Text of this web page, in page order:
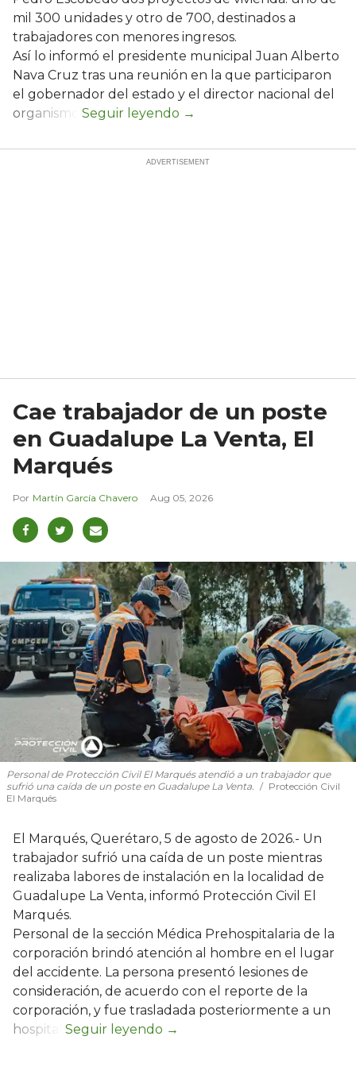
mil 300 unidades y otro de 700, destinados a
trabajadores con menores ingresos.
Así lo informó el presidente municipal Juan Alberto
Nava Cruz tras una reunión en la que participaron
el gobernador del estado y el director nacional del
organismo.
Cae trabajador de un poste
en Guadalupe La Venta, El
Marqués
Martín García Chavero Aug 05, 2026
Personal de Protección Civil El Marqués atendió a un trabajador que
sufrió una caída de un poste en Guadalupe La Venta.
Protección Civil
El Marqués
El Marqués, Querétaro, 5 de agosto de 2026.- Un
trabajador sufrió una caída de un poste mientras
realizaba labores de instalación en la localidad de
Guadalupe La Venta, informó Protección Civil El
Marqués.
Personal de la sección Médica Prehospitalaria de la
corporación brindó atención al hombre en el lugar
del accidente. La persona presentó lesiones de
consideración, de acuerdo con el reporte de la
corporación, y fue trasladada posteriormente a un
hospital.